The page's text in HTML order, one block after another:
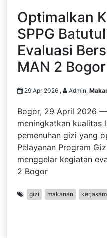
Optimalkan
SPPG
Evaluasi
MAN 2 Bogor
29 Apr 2026 , Admin,
Bogor, 29 April 2026
meningkatkan kualitas
pemenuhan gizi yang
Pelayanan Program
menggelar kegiatan
2 Bogor
gizi makanan